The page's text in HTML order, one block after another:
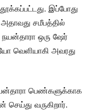
இப்போது
சமீபத்தில்
ஒரு ஷேர்
வெளியாகி அவரது
பெண்களுக்காக
வருகிறார்.